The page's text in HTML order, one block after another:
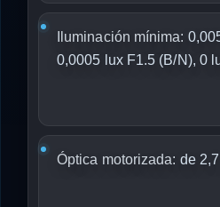
Iluminación mínima:
0,0005 lux F1.5 (B/N), 0
Óptica motorizada: de